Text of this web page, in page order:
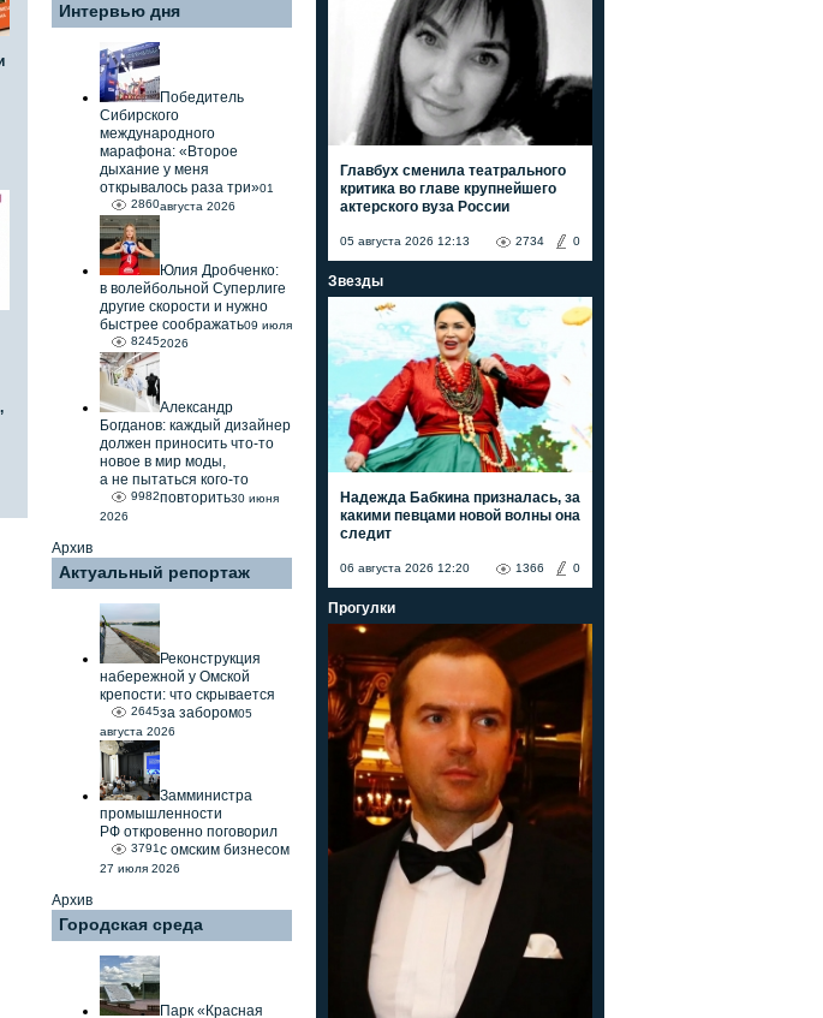
Интервью дня
Победитель
Сибирского
международного
марафона: «Второе
дыхание у меня
открывалось раза три»
2860
01
августа 2026
Юлия Дробченко:
в волейбольной Суперлиге
другие скорости и нужно
быстрее соображать
8245
09 июля
2026
Александр
Богданов: каждый дизайнер
должен приносить что-то
новое в мир моды,
а не пытаться кого-то
повторить
9982
30 июня
2026
Архив
Актуальный репортаж
Реконструкция
набережной у Омской
крепости: что скрывается
за забором
2645
05
августа 2026
Замминистра
промышленности
РФ откровенно поговорил
с омским бизнесом
3791
27 июля 2026
Архив
Городская среда
Парк «Красная
Главбух сменила театрального
критика во главе крупнейшего
актерского вуза России
05 августа 2026 12:13 0
2734
Звезды
Надежда Бабкина призналась, за
какими певцами новой волны она
следит
06 августа 2026 12:20 0
1366
Прогулки